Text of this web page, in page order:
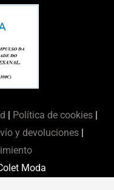
Política de cookies|
y devoluciones|
Moda